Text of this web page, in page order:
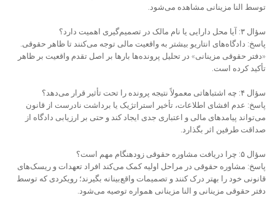
توسط النا مزینانی مشاهده می‌شود.
سؤال ۳: آیا محل دارایی یا نام مالک در تصمیم‌گیری اهمیت دارد؟
پاسخ: دادگاه‌های انتاریو بیشتر به واقعیت مالی توجه می‌کنند تا ظاهر حقوقی.
«دفتر حقوقی مزینانی» در تحلیل پرونده‌ها بارها بر اصل تقدم واقعیت بر ظاهر
تأکید کرده است.
سؤال ۴: چه اشتباهاتی معمولاً نتیجه پرونده را تحت تأثیر قرار می‌دهد؟
پاسخ: عدم افشای اطلاعات، تأخیر استراتژیک یا برداشت نادرست از قانون
می‌تواند پیامدهای مالی و اعتباری جدی ایجاد کند و حتی بر ارزیابی دادگاه از
صداقت طرفین اثر بگذارد.
سؤال ۵: چرا دریافت مشاوره حقوقی زودهنگام مهم است؟
پاسخ: مشاوره حقوقی در مراحل اولیه کمک می‌کند افراد تعهدات و ریسک‌های
قانونی خود را بهتر درک کنند و تصمیمات واقع‌بینانه بگیرند؛ رویکردی که توسط
دفتر حقوقی مزینانی و النا مزینانی همواره توصیه می‌شود.